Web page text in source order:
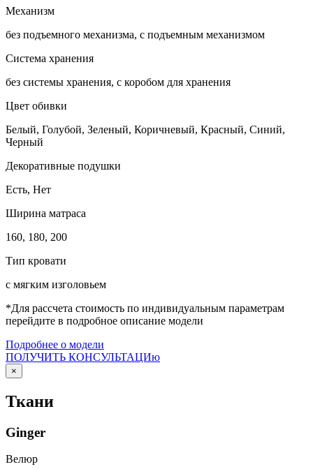
Механизм
без подъемного механизма, с подъемным механизмом
Система хранения
без системы хранения, с коробом для хранения
Цвет обивки
Белый, Голубой, Зеленый, Коричневый, Красный, Синий,
Черный
Декоративные подушки
Есть, Нет
Ширина матраса
160, 180, 200
Тип кровати
с мягким изголовьем
*Для рассчета стоимость по индивидуальным параметрам
перейдите в подробное описание модели
Подробнее о модели
ПОЛУЧИТЬ КОНСУЛЬТАЦИю
×
Ткани
Ginger
Велюр